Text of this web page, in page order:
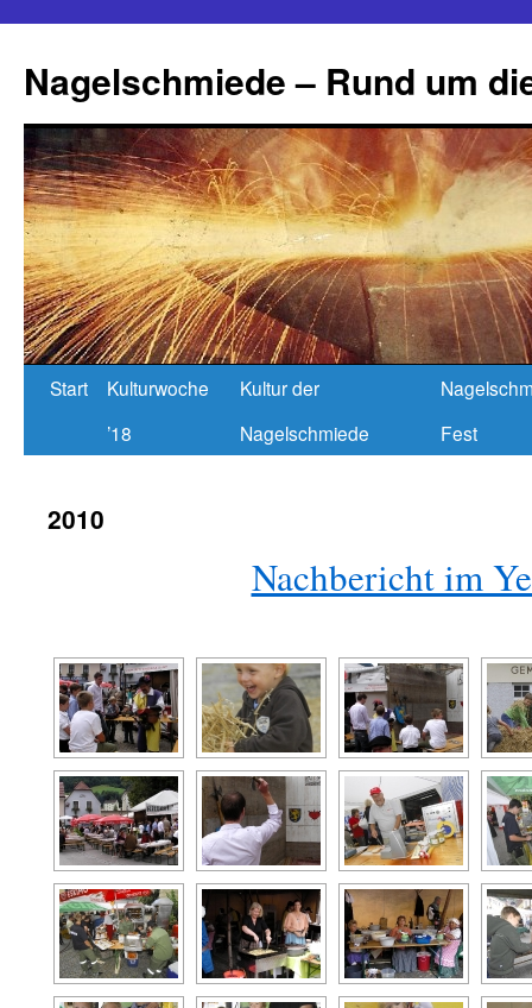
Nagelschmiede – Rund um
Start
Kulturwoche
’18
Kultur der
Nagelschmiede
Fest
2010
Nachbericht im